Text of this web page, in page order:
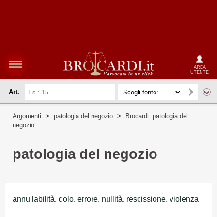
AREA
UTENTE
Art.
Argomenti > patologia del negozio >
Brocardi: patologia del
negozio
patologia del negozio
annullabilità, dolo, errore, nullità, rescissione, violenza